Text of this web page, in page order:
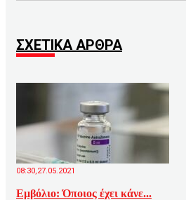
ΣΧΕΤΙΚΑ ΑΡΘΡΑ
08:30,27.05.2021
Eμβόλιο: Όποιος έχει κάνε...